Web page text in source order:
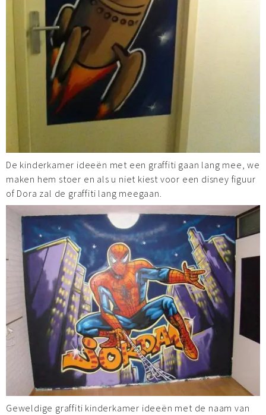
De kinderkamer ideeën met een graffiti gaan lang mee, we
maken hem stoer en als u niet kiest voor een disney figuur
of Dora zal de graffiti lang meegaan.
Geweldige graffiti kinderkamer ideeën met de naam van